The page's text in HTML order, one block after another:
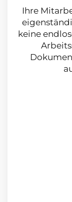
Ihre
keine